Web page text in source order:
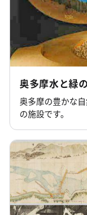
奥多摩水と緑
奥多摩の豊かな
の施設です。